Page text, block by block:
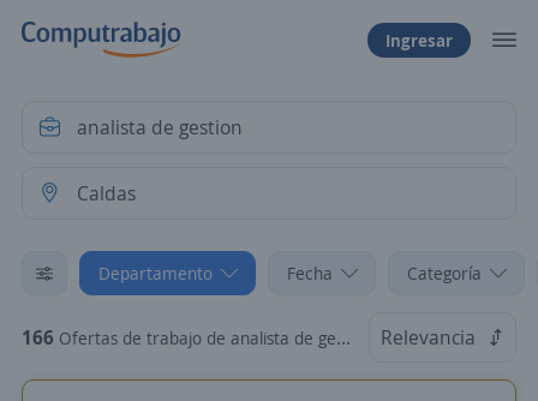
Ingresar
Departamento Fecha Categoría
166 Ofertas de trabajo de analista de gestion en Caldas Relevancia